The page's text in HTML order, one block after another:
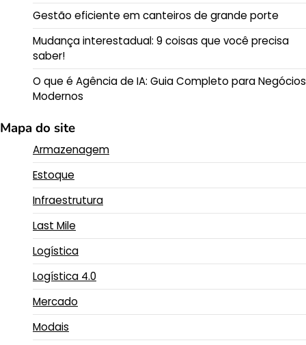
Gestão eficiente em canteiros de grande porte
Mudança interestadual: 9 coisas que você precisa
saber!
O que é Agência de IA: Guia Completo para Negócios
Modernos
Mapa do site
Armazenagem
Estoque
Infraestrutura
Last Mile
Logística
Logística 4.0
Mercado
Modais